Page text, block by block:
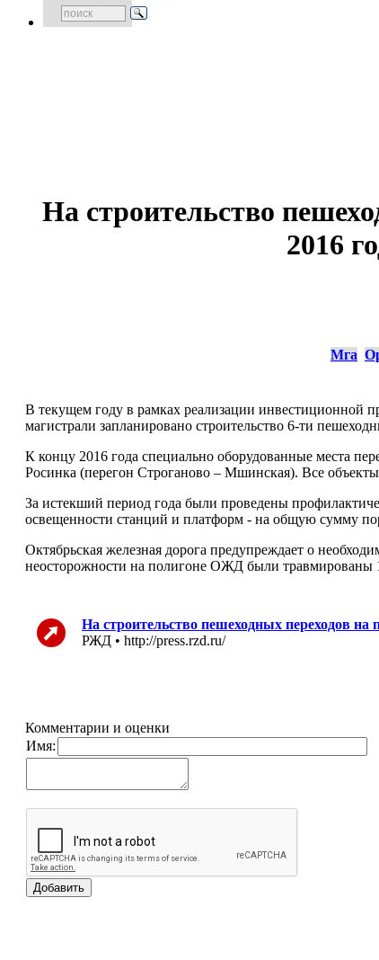
На строительство
2016
Мга
В текущем году в рамках реализации
магистрали запланировано строительство 6-ти
К концу 2016 года специально оборудованные места
Росинка (перегон Строганово – Мшинская). Все
За истекший период года были проведены
освещенности станций и платформ - на общую сумму
Октябрьская железная дорога предупреждает о
неосторожности на полигоне ОЖД были травмированы
На строительство пешеходных переходов на
РЖД • http://press.rzd.ru/
Комментарии и оценки
Имя: